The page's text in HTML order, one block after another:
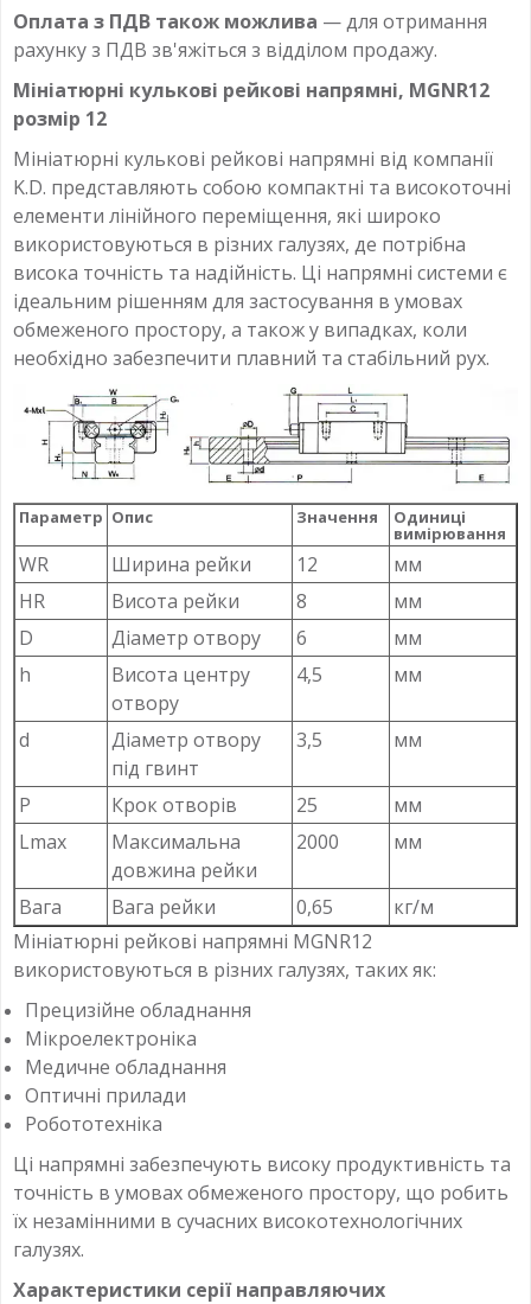
Оплата з ПДВ також можлива — для отримання
рахунку з ПДВ зв'яжіться з відділом продажу.
Мініатюрні кулькові рейкові напрямні, MGNR12
розмір 12
Мініатюрні кулькові рейкові напрямні від компанії
K.D. представляють собою компактні та високоточні
елементи лінійного переміщення, які широко
використовуються в різних галузях, де потрібна
висока точність та надійність. Ці напрямні системи є
ідеальним рішенням для застосування в умовах
обмеженого простору, а також у випадках, коли
необхідно забезпечити плавний та стабільний рух.
Параметр Опис Значення Одиниці
вимірювання
WR Ширина рейки 12
мм
HR
Висота рейки 8
мм
D
Діаметр отвору 6
мм
h
Висота центру
отвору
4,5 мм
d
Діаметр отвору
під гвинт
3,5 мм
P Крок отворів 25
мм
Lmax
Максимальна
довжина рейки
2000 мм
Вага Вага рейки 0,65
кг/м
Мініатюрні рейкові напрямні MGNR12
використовуються в різних галузях, таких як:
Прецизійне обладнання
Мікроелектроніка
Медичне обладнання
Оптичні прилади
Робототехніка
Ці напрямні забезпечують високу продуктивність та
точність в умовах обмеженого простору, що робить
їх незамінними в сучасних високотехнологічних
галузях.
Характеристики серії направляючих